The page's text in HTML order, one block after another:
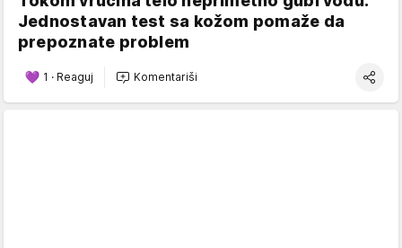
Jednostavan test sa kožom pomaže da
prepoznate problem
1 · Reaguj Komentariši